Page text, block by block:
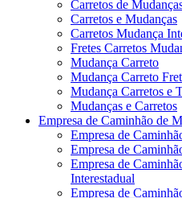
Carretos de
Carretos e Mudanças
Carretos Mudança
Fretes Carretos
Mudança Carreto
Mudança Carreto
Mudança Carretos e
Mudanças e Carretos
Empresa de Caminhão de
Empresa de
Empresa de
Empresa de
Interestadual
Empresa de